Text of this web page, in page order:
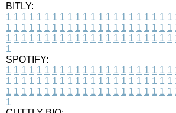
BITLY:
1 1 1 1 1 1 1 1 1 1 1 1 1 1 1 1 1 1 1 1 1 1
1 1 1 1 1 1 1 1 1 1 1 1 1 1 1 1 1 1 1 1 1 1
1 1 1 1 1 1 1 1 1 1 1 1 1 1 1 1 1 1 1 1 1 1
1
SPOTIFY:
1 1 1 1 1 1 1 1 1 1 1 1 1 1 1 1 1 1 1 1 1 1
1 1 1 1 1 1 1 1 1 1 1 1 1 1 1 1 1 1 1 1 1 1
1 1 1 1 1 1 1 1 1 1 1 1 1 1 1 1 1 1 1 1 1 1
1